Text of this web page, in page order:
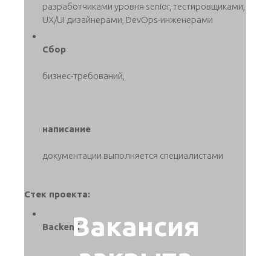
Вакансия
разработчиками уровня senior, тестировщиками,
UX/UI дизайнерами, DevOps-инженерами
Сбор
бизнес-требований,
написание
документации выполняется специалистами
Стек проекта:
Backend